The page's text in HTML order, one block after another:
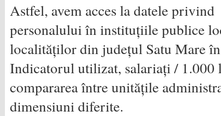
Astfel, avem acces la datele
personalului în instituțiile publice
localităților din județul Satu Mare
Indicatorul utilizat, salariați /
compararea între unitățile
dimensiuni diferite.